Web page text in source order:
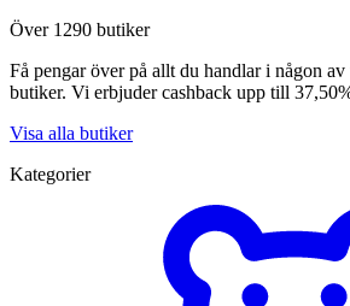
Över 1290 butiker
Få pengar över på allt du handlar i någon av
butiker. Vi erbjuder cashback upp till
Visa alla butiker
Kategorier